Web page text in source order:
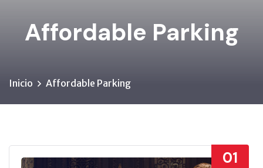
Affordable Parking
Inicio Affordable Parking
01